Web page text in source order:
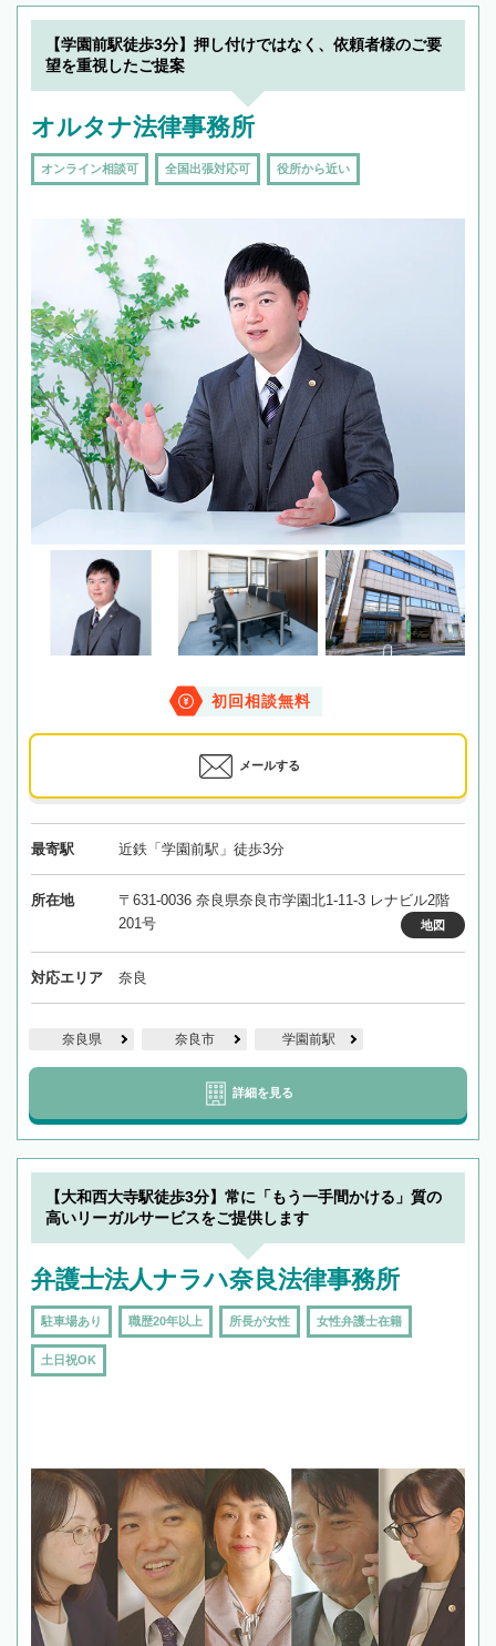
【学園前駅徒歩3分】押し付けではなく、依頼者様のご要
望を重視したご提案
オルタナ法律事務所
オンライン相談可 全国出張対応可 役所から近い
初回相談無料
メールする
最寄駅 近鉄「学園前駅」徒歩3分
所在地
〒631-0036 奈良県奈良市学園北1-11-3 レナビル2階
201号
地図
対応エリア 奈良
奈良県 奈良市 学園前駅
詳細を見る
【大和西大寺駅徒歩3分】常に「もう一手間かける」質の
高いリーガルサービスをご提供します
弁護士法人ナラハ奈良法律事務所
駐車場あり 職歴20年以上 所長が女性 女性弁護士在籍
土日祝OK